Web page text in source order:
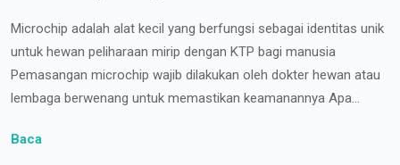
Microchip adalah alat kecil yang berfungsi sebagai identitas unik
untuk hewan peliharaan mirip dengan KTP bagi manusia
Pemasangan microchip wajib dilakukan oleh dokter hewan atau
lembaga berwenang untuk memastikan keamanannya Apa...
Baca